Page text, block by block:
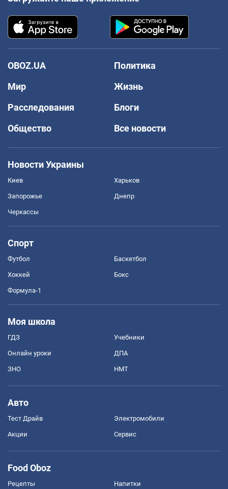
OBOZ.UA
Политика
Мир
Жизнь
Расследования
Блоги
Общество
Все новости
Новости Украины
Киев Харьков
Запорожье Днепр
Черкассы
Спорт
Футбол Баскетбол
Хоккей Бокс
Формула-1
Моя школа
ГДЗ Учебники
Онлайн уроки ДПА
ЗНО НМТ
Авто
Тест Драйв Электромобили
Акции Сервис
Food Oboz
Рецепты Напитки